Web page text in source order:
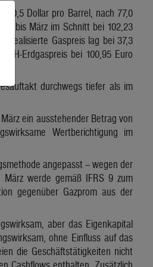
90,5 Dollar pro Barrel, nach 77,0
bis März im Schnitt bei 102,23
realisierte Gaspreis lag bei 37,3
Erdgaspreis bei 100,95 Euro
durchwegs tiefer als im
ein ausstehender Betrag von
Wertberichtigung im
angepasst – wegen der
werde gemäß IFRS 9 zum
gegenüber Gazprom aus der
aber das Eigenkapital
ohne Einfluss auf das
die Geschäftstätigkeiten nicht